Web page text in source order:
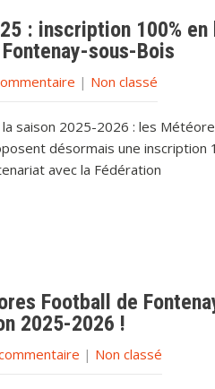
: inscription 100% en
sous-Bois
| Non classé
saison 2025-2026 : les
désormais une inscription
avec la Fédération
Football de
2025-2026 !
| Non classé